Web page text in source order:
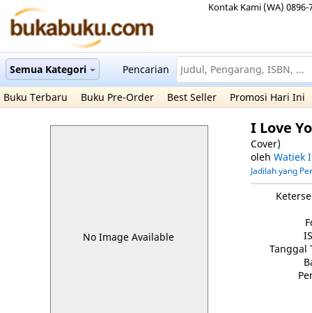
Kontak Kami (WA) 0896-
Semua Kategori Pencarian
Buku Terbaru Buku Pre-Order Best Seller Promosi Hari Ini
No Image Available
I Love
Cover)
oleh Watiek
Jadilah yang
Tanggal